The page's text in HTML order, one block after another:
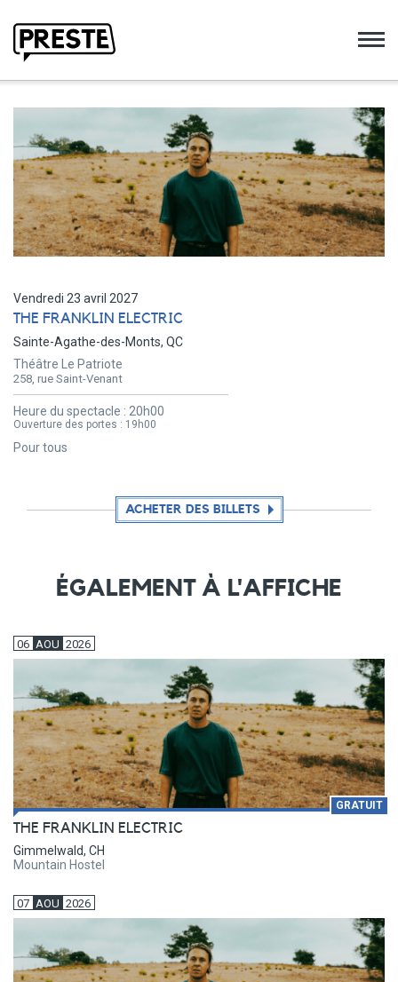
Vendredi 23 avril 2027
THE FRANKLIN ELECTRIC
Sainte-Agathe-des-Monts, QC
Théâtre Le Patriote
258, rue Saint-Venant
Heure du spectacle : 20h00
Ouverture des portes : 19h00
Pour tous
ACHETER DES BILLETS
ÉGALEMENT À L'AFFICHE
06 AOU 2026
GRATUIT
THE FRANKLIN ELECTRIC
Gimmelwald, CH
Mountain Hostel
07 AOU 2026